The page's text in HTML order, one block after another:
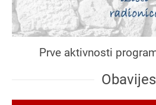
Prve aktivnosti